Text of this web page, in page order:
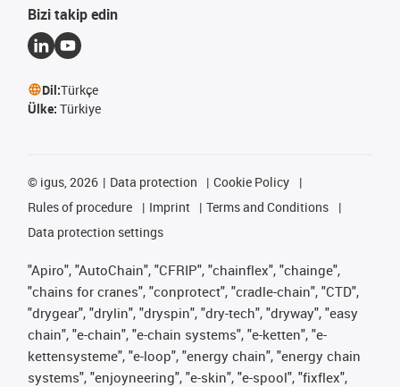
Bizi takip edin
Dil:Türkçe
Ülke: Türkiye
© igus, 2026 Data protection
Cookie Policy
Rules of procedure
Imprint
Terms and Conditions
Data protection settings
"Apiro", "AutoChain", "CFRIP", "chainflex", "chainge",
"chains for cranes", "conprotect", "cradle-chain", "CTD",
"drygear", "drylin", "dryspin", "dry-tech", "dryway", "easy
chain", "e-chain", "e-chain systems", "e-ketten", "e-
kettensysteme", "e-loop", "energy chain", "energy chain
systems", "enjoyneering", "e-skin", "e-spool", "fixflex",